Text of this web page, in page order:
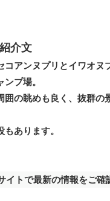
介文
コアンヌプリとイワオ
プ場。
囲の眺めも良く、抜群
あります。
トで最新の情報をご確